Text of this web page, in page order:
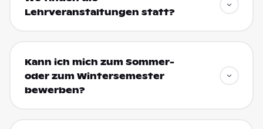
Lehrveranstaltungen statt?
Kann ich mich zum Sommer-
oder zum Wintersemester
bewerben?